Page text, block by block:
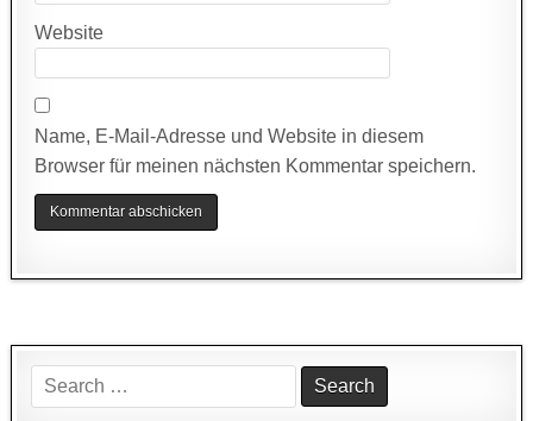
Website
Name, E-Mail-Adresse und Website in diesem
Browser für meinen nächsten Kommentar speichern.
Search
for: